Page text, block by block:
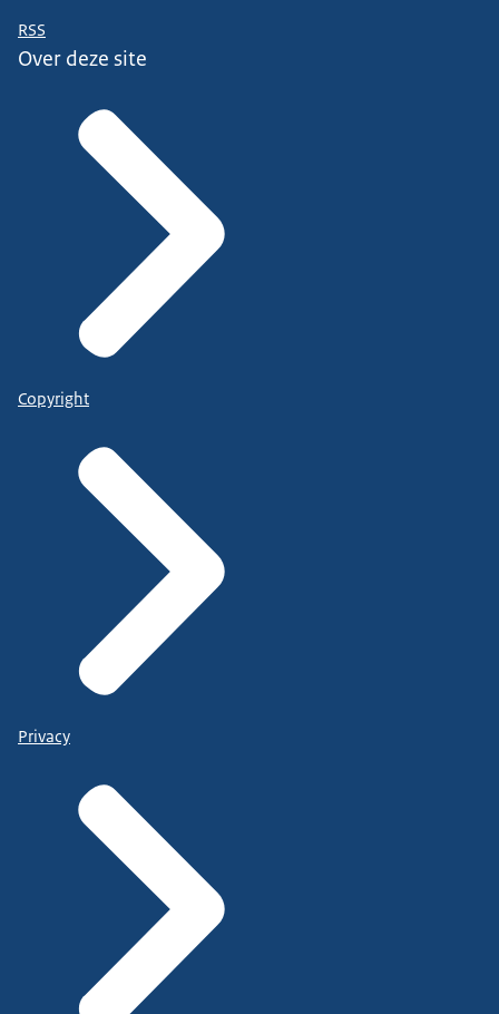
RSS
Over deze site
Copyright
Privacy